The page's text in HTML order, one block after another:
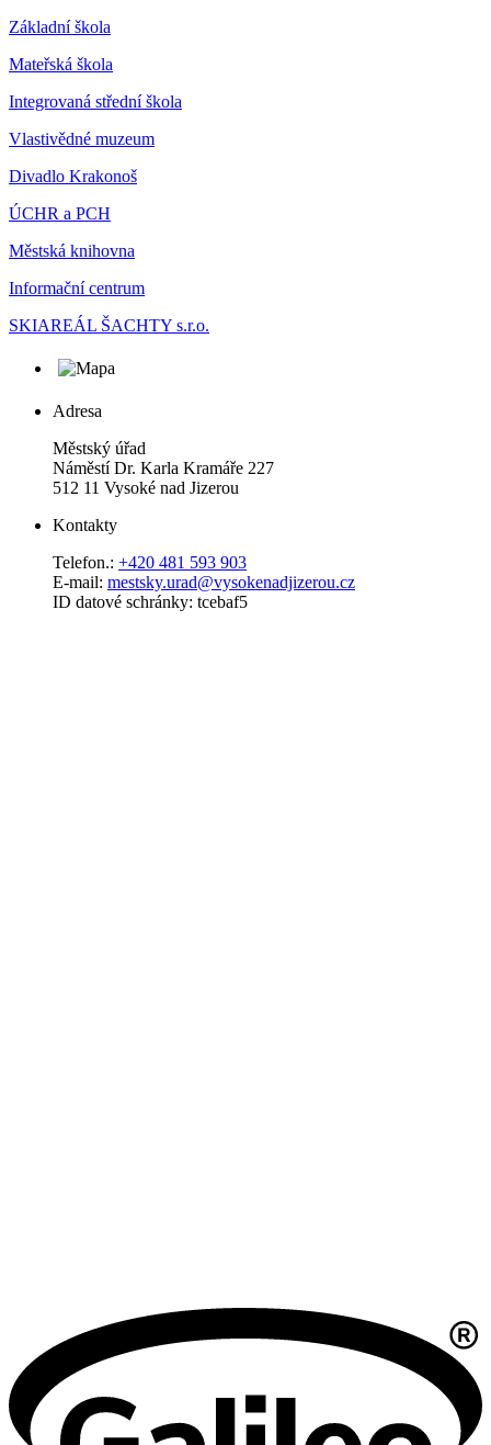
Základní škola
Mateřská škola
Integrovaná střední škola
Vlastivědné muzeum
Divadlo Krakonoš
ÚCHR a PCH
Městská knihovna
Informační centrum
SKIAREÁL ŠACHTY s.r.o.
Adresa
Městský úřad
Náměstí Dr. Karla Kramáře 227
512 11 Vysoké nad Jizerou
Kontakty
Telefon.: +420 481 593 903
E-mail: mestsky.urad@vysokenadjizerou.cz
ID datové schránky: tcebaf5